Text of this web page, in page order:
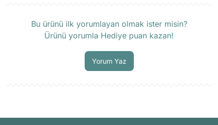
Bu ürünü ilk yorumlayan olmak ister misin?
Ürünü yorumla Hediye puan kazan!
Yorum Yaz